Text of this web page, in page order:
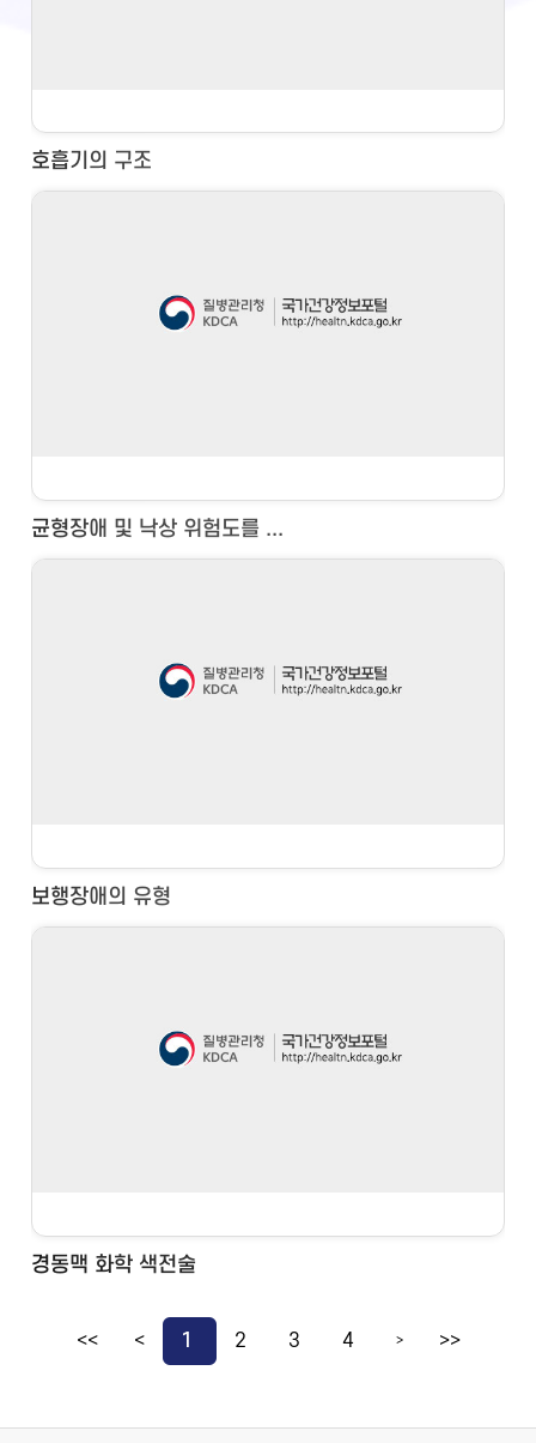
호흡기의 구조
균형장애 및 낙상 위험도를 ...
보행장애의 유형
경동맥 화학 색전술
<< < 1 2 3 4 > >>